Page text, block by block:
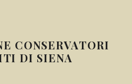
CONSERVATORI
DI SIENA